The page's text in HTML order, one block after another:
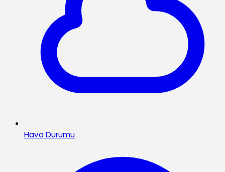
Hava Durumu